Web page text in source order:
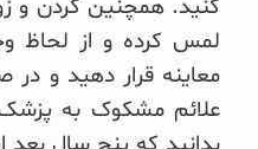
کنید. همچنین گردن و
لمس کرده و از لحاظ
معاینه قرار دهید و
علائم مشکوک به